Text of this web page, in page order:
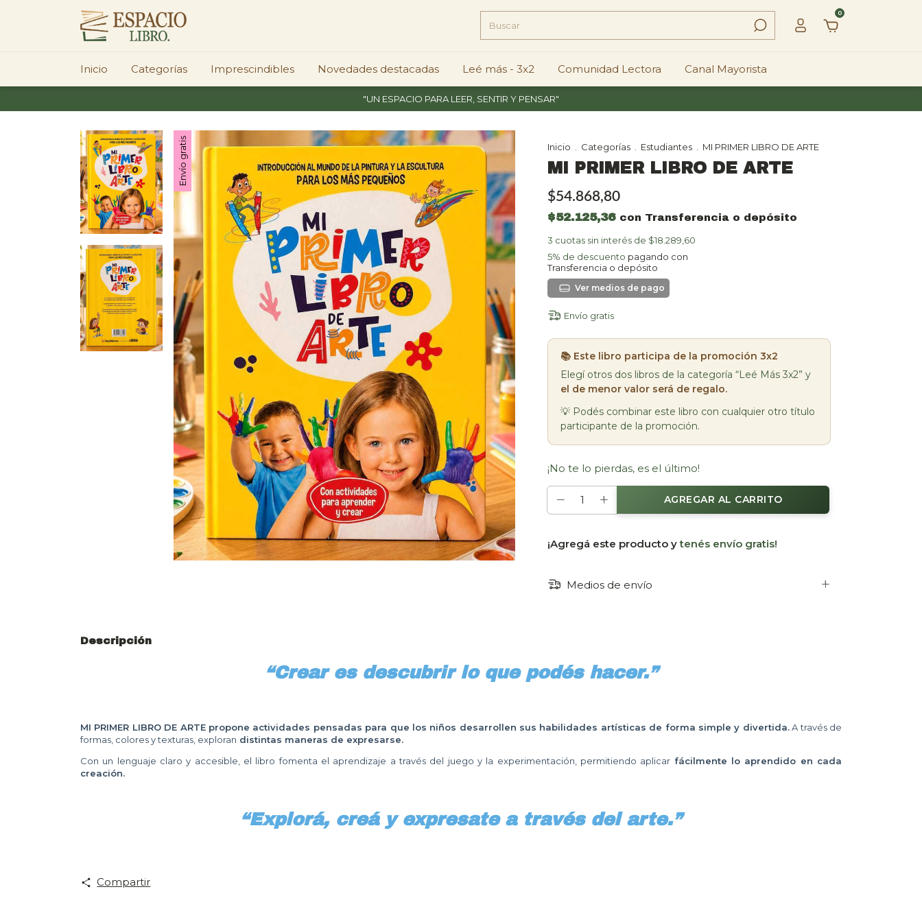
0
Inicio Categorías Imprescindibles Novedades destacadas Leé más - 3x2 Comunidad Lectora Canal Mayorista
"UN ESPACIO PARA LEER, SENTIR Y PENSAR"
Envío gratis Inicio Categorías Estudiantes MI PRIMER LIBRO DE ARTE
MI PRIMER LIBRO DE ARTE
$54.868,80
$52.125,36 con Transferencia o depósito
3 cuotas sin interés de $18.289,60
5% de descuento pagando con
Transferencia o depósito
Ver más detalles
Envío gratis
📚 Este libro participa de la promoción 3x2
Elegí otros dos libros de la categoría “Leé Más 3x2” y
el de menor valor será de regalo.
💡 Podés combinar este libro con cualquier otro título
participante de la promoción.
¡No te lo pierdas, es el último!
¡Agregá este producto ytenés envío gratis!
Medios de envío
Descripción
“Crear es descubrir lo que podés hacer.”
MI PRIMER LIBRO DE ARTE propone actividades pensadas para que los niños desarrollen sus habilidades artísticas de forma simple y divertida.A través de
formas, colores y texturas, exploran distintas maneras de expresarse.
Con un lenguaje claro y accesible, el libro fomenta el aprendizaje a través del juego y la experimentación, permitiendo aplicar fácilmente lo aprendido en cada
creación.
“Explorá, creá y expresate a través del arte.”
Compartir